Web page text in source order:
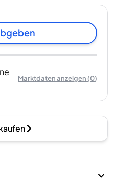
Marktdaten anzeigen(0)